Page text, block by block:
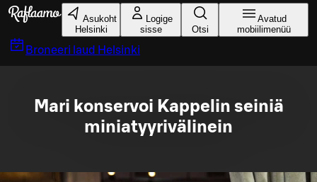
Liigu peamise sisu juurde
Asukoht
Helsinki
Logige
sisse
Otsi
Avatud
mobiilimenüü
Broneeri laud Helsinki
Mari konservoi Kappelin seiniä
miniatyyrivälinein